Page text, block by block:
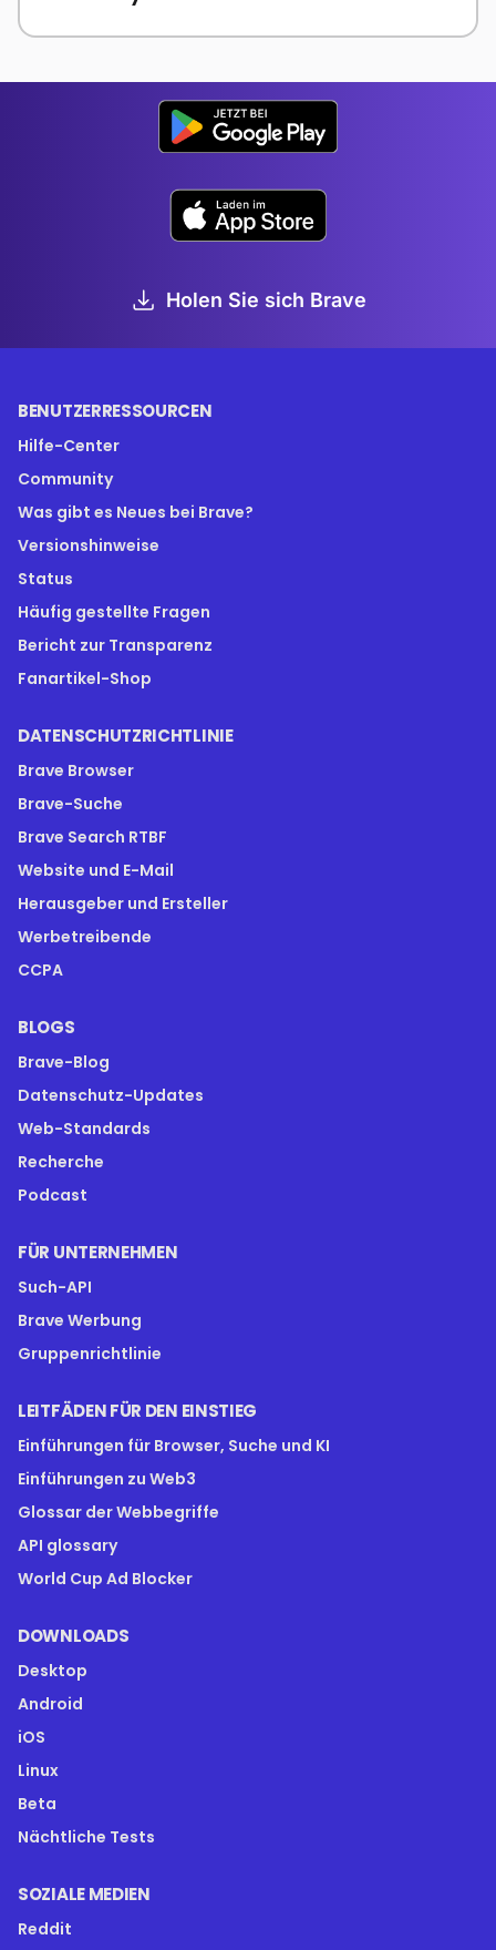
Holen Sie sich Brave
BENUTZERRESSOURCEN
Hilfe-Center
Community
Was gibt es Neues bei Brave?
Versionshinweise
Status
Häufig gestellte Fragen
Bericht zur Transparenz
Fanartikel-Shop
DATENSCHUTZRICHTLINIE
Brave Browser
Brave-Suche
Brave Search RTBF
Website und E-Mail
Herausgeber und Ersteller
Werbetreibende
CCPA
BLOGS
Brave-Blog
Datenschutz-Updates
Web-Standards
Recherche
Podcast
FÜR UNTERNEHMEN
Such-API
Brave Werbung
Gruppenrichtlinie
LEITFÄDEN FÜR DEN EINSTIEG
Einführungen für Browser, Suche und KI
Einführungen zu Web3
Glossar der Webbegriffe
API glossary
World Cup Ad Blocker
DOWNLOADS
Desktop
Android
iOS
Linux
Beta
Nächtliche Tests
SOZIALE MEDIEN
Reddit